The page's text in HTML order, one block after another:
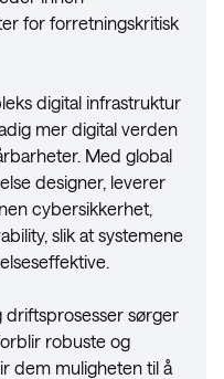
for forretningskritisk
digital infrastruktur
mer digital verden
Med global
designer, leverer
cybersikkerhet,
slik at systemene
driftsprosesser sørger
robuste og
dem muligheten til å